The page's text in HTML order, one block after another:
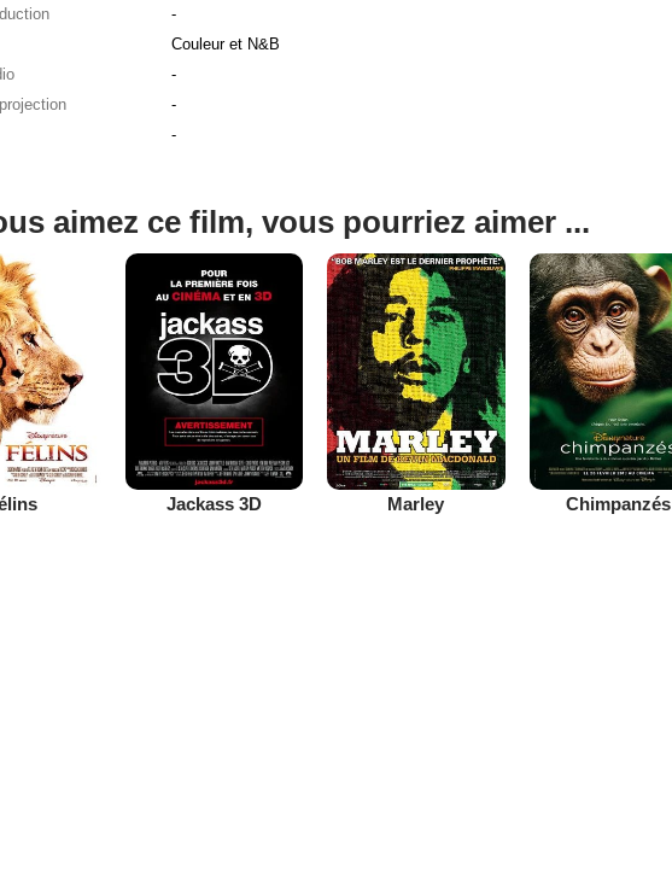
-
Couleur et N&B
-
-
-
aimez ce film, vous pourriez aimer ...
Jackass 3D Marley Chimpanzés